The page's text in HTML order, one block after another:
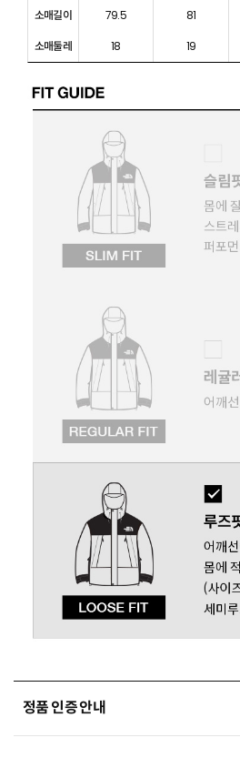
소매길이 79.5 81
소매둘레
18 19
정품 인증 안내